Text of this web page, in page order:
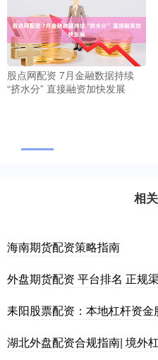
股点网配资 7月金融数据持续
“挤水分” 直接融资加快发展
相
海南期货配资策略指南
外盘期货配资 平台排名 正规
耒阳股票配资：本地杠杆资金
湖北外盘配资合规指南| 境外